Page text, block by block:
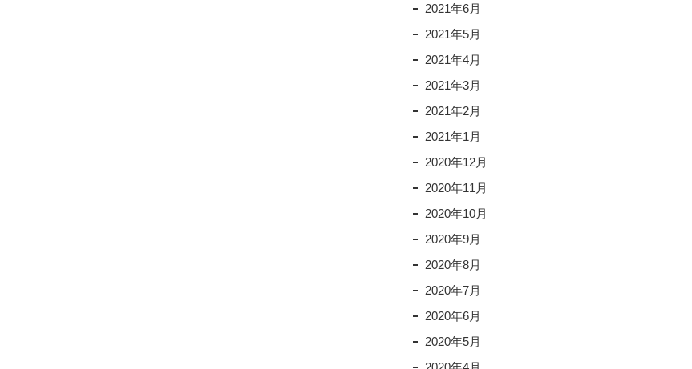
2021年6月
2021年5月
2021年4月
2021年3月
2021年2月
2021年1月
2020年12月
2020年11月
2020年10月
2020年9月
2020年8月
2020年7月
2020年6月
2020年5月